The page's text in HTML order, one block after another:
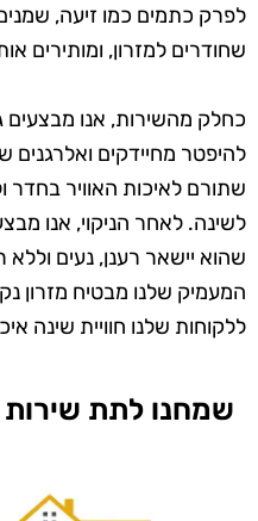
לפרק כתמים כמו זיעה,
שחודרים למזרון, ומותירים
כחלק מהשירות, אנו מבצעים
להיפטר מחיידקים
שתורם לאיכות האוויר בחדר
לשינה. לאחר הניקוי, אנו
שהוא יישאר רענן, נעים וללא
המעמיק שלנו מבטיח מזרון
ללקוחות שלנו חוויית שינה
שמחנו לתת שירות